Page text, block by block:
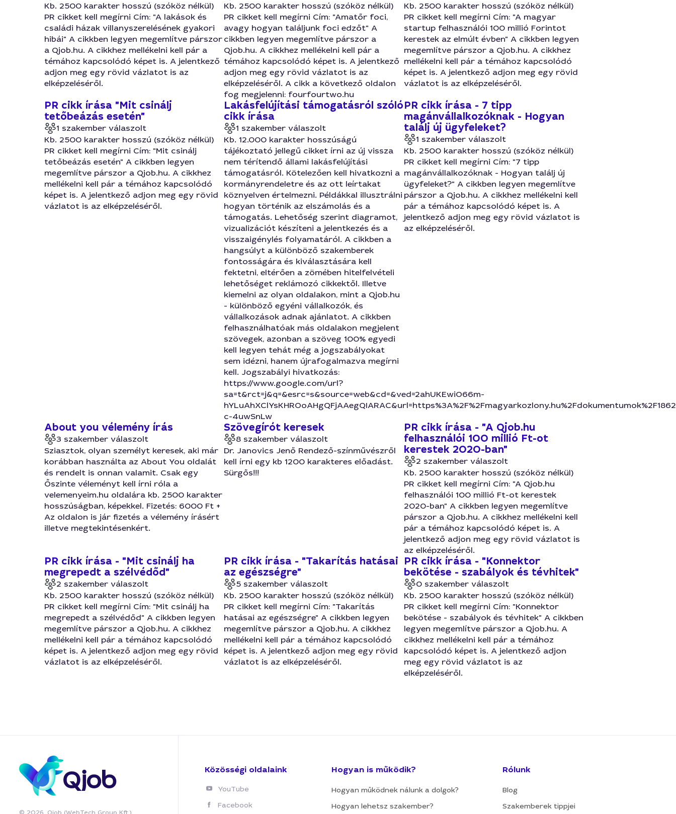
Kb. 2500 karakter hosszú (szóköz nélkül)
PR cikket kell megírni Cím: "A lakások és
családi házak villanyszerelésének gyakori
hibái" A cikkben legyen megemlítve párszor
a Qjob.hu. A cikkhez mellékelni kell pár a
témához kapcsolódó képet is. A jelentkező
adjon meg egy rövid vázlatot is az
elképzeléséről.
Kb. 2500 karakter hosszú (szóköz nélkül)
PR cikket kell megírni Cím: "Amatőr foci,
avagy hogyan találjunk foci edzőt" A
cikkben legyen megemlítve párszor a
Qjob.hu. A cikkhez mellékelni kell pár a
témához kapcsolódó képet is. A jelentkező
adjon meg egy rövid vázlatot is az
elképzeléséről. A cikk a következő oldalon
fog megjelenni: fourfourtwo.hu
Kb. 2500 karakter hosszú (szóköz nélkül)
PR cikket kell megírni Cím: "A magyar
startup felhasználói 100 millió Forintot
kerestek az elmúlt évben" A cikkben legyen
megemlítve párszor a Qjob.hu. A cikkhez
mellékelni kell pár a témához kapcsolódó
képet is. A jelentkező adjon meg egy rövid
vázlatot is az elképzeléséről.
PR cikk írása "Mit csinálj
tetőbeázás esetén"
1 szakember válaszolt
Kb. 2500 karakter hosszú (szóköz nélkül)
PR cikket kell megírni Cím: "Mit csinálj
tetőbeázás esetén" A cikkben legyen
megemlítve párszor a Qjob.hu. A cikkhez
mellékelni kell pár a témához kapcsolódó
képet is. A jelentkező adjon meg egy rövid
vázlatot is az elképzeléséről.
Lakásfelújítási támogatásról szóló
cikk írása
1 szakember válaszolt
Kb. 12.000 karakter hosszúságú
tájékoztató jellegű cikket írni az új vissza
nem térítendő állami lakásfelújítási
támogatásról. Kötelezően kell hivatkozni a
kormányrendeletre és az ott leírtakat
köznyelven értelmezni. Példákkal illusztrálni
hogyan történik az elszámolás és a
támogatás. Lehetőség szerint diagramot,
vizualizációt készíteni a jelentkezés és a
visszaigénylés folyamatáról. A cikkben a
hangsúlyt a különböző szakemberek
fontosságára és kiválasztására kell
fektetni, eltérően a zömében hitelfelvételi
lehetőséget reklámozó cikkektől. Illetve
kiemelni az olyan oldalakon, mint a Qjob.hu
- különböző egyéni vállalkozók, és
vállalkozások adnak ajánlatot. A cikkben
felhasználhatóak más oldalakon megjelent
szövegek, azonban a szöveg 100% egyedi
kell legyen tehát még a jogszabályokat
sem idézni, hanem újrafogalmazva megírni
kell. Jogszabályi hivatkozás:
https://www.google.com/url?
sa=t&rct=j&q=&esrc=s&source=web&cd=&ved=2ahUKEwiO66m-
c-4uwSnLw
PR cikk írása - 7 tipp
magánvállalkozóknak - Hogyan
találj új ügyfeleket?
1 szakember válaszolt
Kb. 2500 karakter hosszú (szóköz nélkül)
PR cikket kell megírni Cím: "7 tipp
magánvállalkozóknak - Hogyan találj új
ügyfeleket?" A cikkben legyen megemlítve
párszor a Qjob.hu. A cikkhez mellékelni kell
pár a témához kapcsolódó képet is. A
jelentkező adjon meg egy rövid vázlatot is
az elképzeléséről.
About you vélemény írás
3 szakember válaszolt
Sziasztok, olyan személyt keresek, aki már
korábban használta az About You oldalát
és rendelt is onnan valamit. Csak egy
Őszinte véleményt kell írni róla a
velemenyeim.hu oldalára kb. 2500 karakter
hosszúságban, képekkel. Fizetés: 6000 Ft +
Az oldalon is jár fizetés a vélemény írásért
illetve megtekintésenkért.
Szövegírót keresek
8 szakember válaszolt
Dr. Janovics Jenő Rendező-színművészről
kell írni egy kb 1200 karakteres előadást.
Sürgős!!!
PR cikk írása - "A Qjob.hu
felhasználói 100 millió Ft-ot
kerestek 2020-ban"
2 szakember válaszolt
Kb. 2500 karakter hosszú (szóköz nélkül)
PR cikket kell megírni Cím: "A Qjob.hu
felhasználói 100 millió Ft-ot kerestek
2020-ban" A cikkben legyen megemlítve
párszor a Qjob.hu. A cikkhez mellékelni kell
pár a témához kapcsolódó képet is. A
jelentkező adjon meg egy rövid vázlatot is
az elképzeléséről.
PR cikk írása - "Mit csinálj ha
megrepedt a szélvédőd"
2 szakember válaszolt
Kb. 2500 karakter hosszú (szóköz nélkül)
PR cikket kell megírni Cím: "Mit csinálj ha
megrepedt a szélvédőd" A cikkben legyen
megemlítve párszor a Qjob.hu. A cikkhez
mellékelni kell pár a témához kapcsolódó
képet is. A jelentkező adjon meg egy rövid
vázlatot is az elképzeléséről.
PR cikk írása - "Takarítás hatásai
az egészségre"
5 szakember válaszolt
Kb. 2500 karakter hosszú (szóköz nélkül)
PR cikket kell megírni Cím: "Takarítás
hatásai az egészségre" A cikkben legyen
megemlítve párszor a Qjob.hu. A cikkhez
mellékelni kell pár a témához kapcsolódó
képet is. A jelentkező adjon meg egy rövid
vázlatot is az elképzeléséről.
PR cikk írása - "Konnektor
bekötése - szabályok és tévhitek"
0 szakember válaszolt
Kb. 2500 karakter hosszú (szóköz nélkül)
PR cikket kell megírni Cím: "Konnektor
bekötése - szabályok és tévhitek" A cikkben
legyen megemlítve párszor a Qjob.hu. A
cikkhez mellékelni kell pár a témához
kapcsolódó képet is. A jelentkező adjon
meg egy rövid vázlatot is az
elképzeléséről.
Közösségi oldalaink
YouTube
Facebook
Hogyan is működik?
Hogyan működnek nálunk a dolgok?
Hogyan lehetsz szakember?
Rólunk
Blog
Szakemberek tippjei